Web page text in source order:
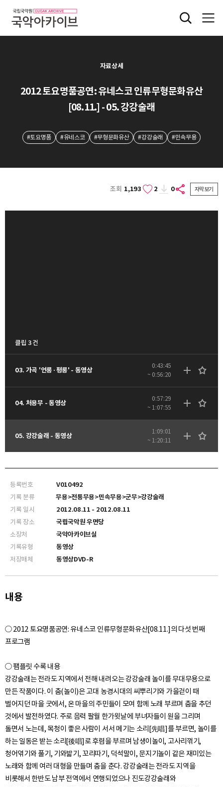
자료상세
2012 토요명품공연: 유네스코 인류무형문화유산
[08.11.] - 05. 강강술래
#토요명품 #유네스코 #무형문화유산 #강강술래 #민속무용
조회 1,193 2 0 자막보기
클립 3 건
03. 가곡 '언롱·평롱' - 동영상
0:43:45
~ 0:56:20
04. 처용무 - 동영상
0:57:29
~ 1:07:55
05. 강강술래 - 동영상
1:09:01
~ 1:20:11
등록번호
V010492
기록 분류
무용>전통무용>민속무용>군무>강강술래
기록 일시
2012.08.11 - 2012.08.11
기록 장소
국립국악원 우면당
소장처
국악아카이브실
기록유형
동영상
저장매체
동영상DVD-R
내용
○ 2012 토요명품공연: 유네스코 인류무형문화유산[08.11.]의 다섯 번째
프로그램
○ 팸플릿 수록 내용
강강술래는 전라도 지역에서 전해 내려오는 강강술래 놀이를 무대무용으로
만든 작품이다. 이 춤(놀이)은 고대 농경시대의 씨뿌리기와 가을걷이 때
벌어지던 마을 굿에서, 온 마을의 주민들이 모여 함께 노래 부르며 춤을 추던
것에서 발전하였다. 주로 음력 팔월 한가윗날에 부녀자들이 원을 그리며
돌면서 노는데, 목청이 좋은 사람이 서서 메기는 소리[先唱]를 부르면, 놀이를
하는 일동은 받는 소리[後唱]로 후렴을 부르며 남생이놀이, 고사리꺾기,
청어엮기와 풀기, 기와밟기, 꼬리따기, 덕석말이, 문지기놀이 같은 재미있는
노래와 함께 여러 대형을 만들며 춤을 춘다. 강강술래는 전라도 지역을
비롯해서 한반도 남부 전역에서 연행되었으나 진도강강술래와